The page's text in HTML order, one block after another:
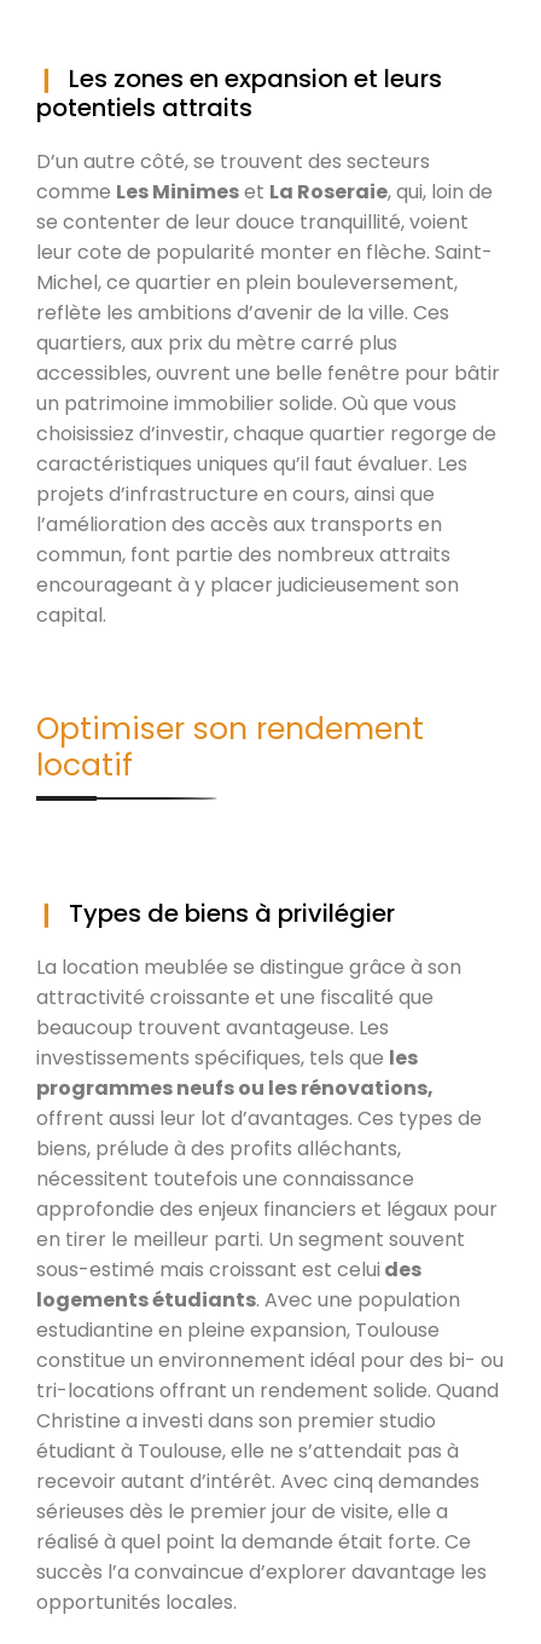
Les zones en expansion et leurs
potentiels attraits
D’un autre côté, se trouvent des secteurs
comme Les Minimeset La Roseraie, qui, loin de
se contenter de leur douce tranquillité, voient
leur cote de popularité monter en flèche. Saint-
Michel, ce quartier en plein bouleversement,
reflète les ambitions d’avenir de la ville. Ces
quartiers, aux prix du mètre carré plus
accessibles, ouvrent une belle fenêtre pour bâtir
un patrimoine immobilier solide. Où que vous
choisissiez d’investir, chaque quartier regorge de
caractéristiques uniques qu’il faut évaluer. Les
projets d’infrastructure en cours, ainsi que
l’amélioration des accès aux transports en
commun, font partie des nombreux attraits
encourageant à y placer judicieusement son
capital.
Optimiser son rendement
locatif
Types de biens à privilégier
La location meublée se distingue grâce à son
attractivité croissante et une fiscalité que
beaucoup trouvent avantageuse. Les
investissements spécifiques, tels que les
programmes neufs ou les rénovations,
offrent aussi leur lot d’avantages. Ces types de
biens, prélude à des profits alléchants,
nécessitent toutefois une connaissance
approfondie des enjeux financiers et légaux pour
en tirer le meilleur parti. Un segment souvent
sous-estimé mais croissant est celui des
logements étudiants. Avec une population
estudiantine en pleine expansion, Toulouse
constitue un environnement idéal pour des bi- ou
tri-locations offrant un rendement solide. Quand
Christine a investi dans son premier studio
étudiant à Toulouse, elle ne s’attendait pas à
recevoir autant d’intérêt. Avec cinq demandes
sérieuses dès le premier jour de visite, elle a
réalisé à quel point la demande était forte. Ce
succès l’a convaincue d’explorer davantage les
opportunités locales.